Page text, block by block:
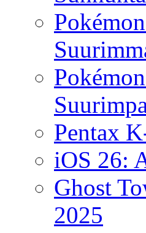
Pentax
iOS 26:
Ghost
2025